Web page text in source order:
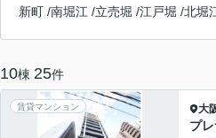
新町 /南堀江 /立売堀 /江戸堀 /北堀
10棟 25件
賃貸マンション 大
プ